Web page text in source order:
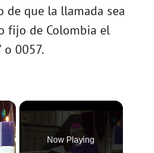
de que la llamada sea
fijo de Colombia el
o 0057.
×
Now Playing